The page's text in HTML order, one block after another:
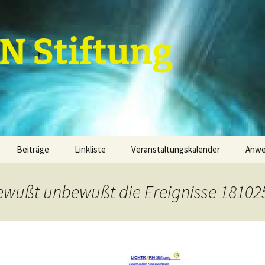
Stiftung
1. Grundannahmenebene
3. Grundannahmenebene
Beiträge Linkliste Veranstaltungskalender
unbewußt die Ereignisse